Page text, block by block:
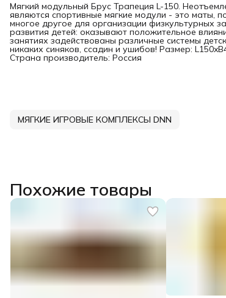
Мягкий модульный Брус Трапеция L-150.
являются спортивные мягкие модули - это маты,
многое другое для организации физкультурных
развития детей: оказывают положительное
занятиях задействованы различные системы
никаких синяков, ссадин и ушибов! Размер:
Страна производитель: Россия
МЯГКИЕ ИГРОВЫЕ КОМПЛЕКСЫ DNN
Похожие товары